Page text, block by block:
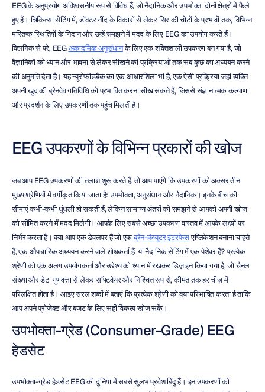
EEG के अनुप्रयोग अविश्वसनीय रूप से विविध हैं, जो नैदानिक और उपभोक्ता दोनों क्षेत्रों में फैले
हुए हैं। चिकित्सा सेटिंग में, डॉक्टर नींद के विकारों से लेकर सिर की चोटों के प्रभावों तक, विभिन्न
मस्तिष्क स्थितियों के निदान और उन्हें समझने में मदद के लिए EEG का उपयोग करते हैं।
क्लिनिक से परे, EEG अकादमिक अनुसंधान के लिए एक शक्तिशाली उपकरण बन गया है, जो
वैज्ञानिकों को ध्यान और भावना से लेकर सीखने की प्रक्रियाओं तक सब कुछ का अध्ययन करने
की अनुमति देता है। यह न्यूरोफीडबैक का एक आधारशिला भी है, एक ऐसी प्रक्रिया जहां व्यक्ति
अपनी खुद की ब्रेनवेव गतिविधि को प्रभावित करना सीख सकते हैं, जिससे संज्ञानात्मक कल्याण
और प्रदर्शन के लिए उपकरणों तक पहुंच मिलती है।
EEG उपकरणों के विभिन्न प्रकारों की खोज
जब आप EEG उपकरणों की तलाश शुरू करते हैं, तो आप पाएंगे कि उपकरणों को अक्सर तीन
मुख्य श्रेणियों में वर्गीकृत किया जाता है: उपभोक्ता, अनुसंधान और नैदानिक। इनके बीच की
सीमाएं कभी-कभी धुंधली हो सकती हैं, लेकिन सामान्य अंतरों को समझने से आपको अपनी खोज
को सीमित करने में मदद मिलेगी। आपके लिए सबसे अच्छा उपकरण वास्तव में आपके लक्ष्यों पर
निर्भर करता है। क्या आप एक डेवलपर हैं जो एक ब्रेन-कंप्यूटर इंटरफेस एप्लिकेशन बनाना चाहते
हैं, एक औपचारिक अध्ययन करने वाले शोधकर्ता हैं, या नैदानिक सेटिंग में एक पेशेवर हैं? प्रत्येक
श्रेणी को एक अलग उपयोगकर्ता और उद्देश्य को ध्यान में रखकर डिज़ाइन किया गया है, जो चैनल
संख्या और डेटा गुणवत्ता से लेकर सॉफ्टवेयर और निश्चित रूप से, कीमत तक हर चीज़ में
परिलक्षित होता है। आइए सरल शब्दों में बताएं कि प्रत्येक श्रेणी को क्या परिभाषित करता है ताकि
आप अपने प्रोजेक्ट और बजट के लिए सही विकल्प खोज सकें।
उपभोक्ता-ग्रेड (Consumer-Grade) EEG
हेडसेट
उपभोक्ता-ग्रेड हेडसेट EEG की दुनिया में सबसे सुलभ प्रवेश बिंदु हैं। इन उपकरणों को